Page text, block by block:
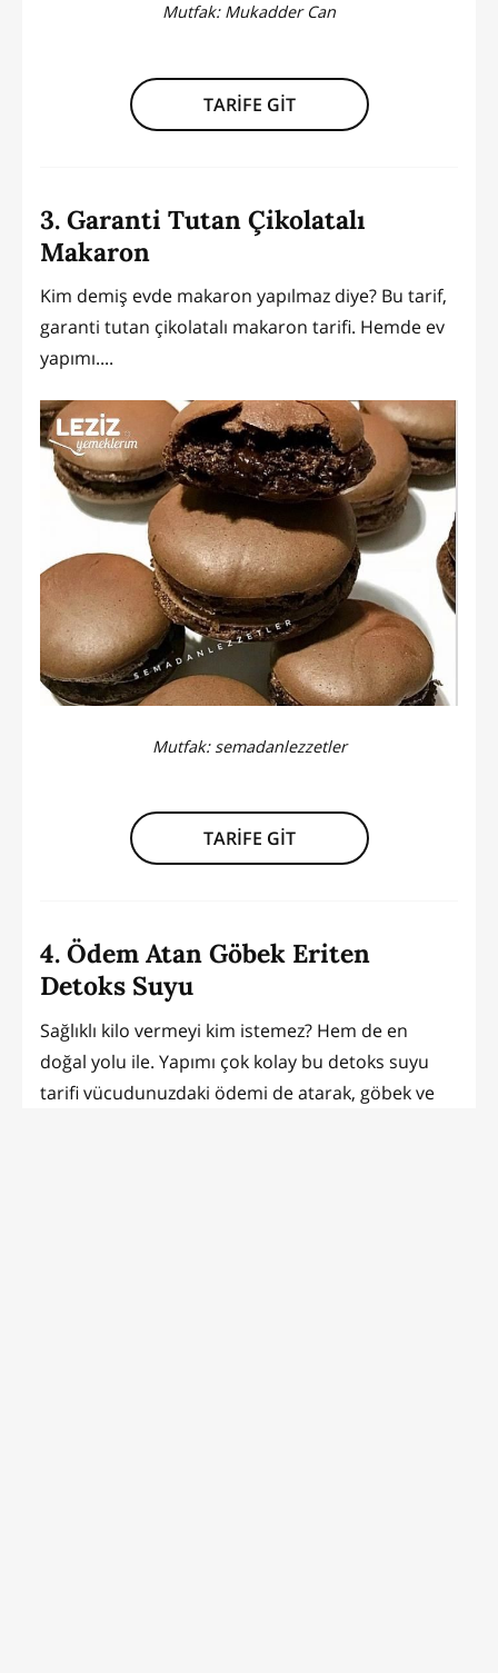
Mutfak: Mukadder Can
TARİFE GİT
3. Garanti Tutan Çikolatalı
Makaron
Kim demiş evde makaron yapılmaz diye? Bu tarif,
garanti tutan çikolatalı makaron tarifi. Hemde ev
yapımı....
Mutfak: semadanlezzetler
TARİFE GİT
4. Ödem Atan Göbek Eriten
Detoks Suyu
Sağlıklı kilo vermeyi kim istemez? Hem de en
doğal yolu ile. Yapımı çok kolay bu detoks suyu
tarifi vücudunuzdaki ödemi de atarak, göbek ve